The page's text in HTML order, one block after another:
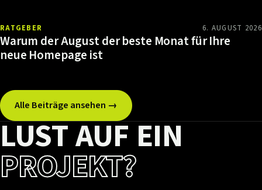
RATGEBER 6. AUGUST 2026
Warum der August der beste Monat für Ihre
neue Homepage ist
Alle Beiträge ansehen →
LUST AUF EIN
PROJEKT?